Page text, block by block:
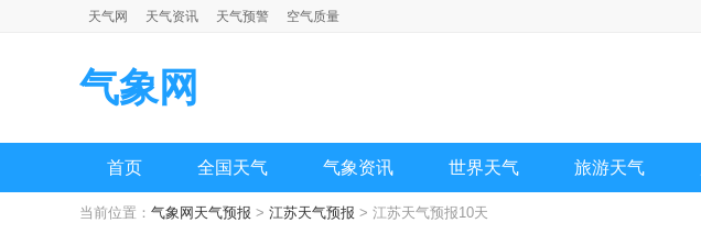
天气网 天气资讯 天气预警 空气质量
气象网
首页 全国天气 气象资讯 世界天气 旅游天气
当前位置： 气象网天气预报 > 江苏天气预报 > 江苏天气预报10天